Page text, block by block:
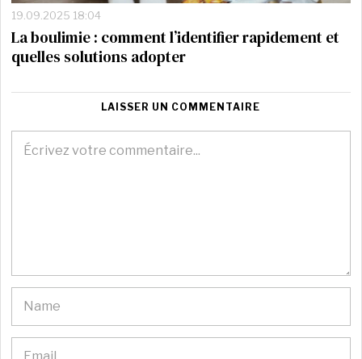
19.09.2025 18:04
La boulimie : comment l’identifier rapidement et
quelles solutions adopter
LAISSER UN COMMENTAIRE